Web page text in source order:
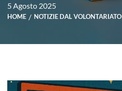
5 Agosto 2025
HOME NOTIZIE DAL VOLONTARIATO